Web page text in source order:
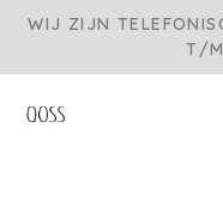
WIJ ZIJN
T/M